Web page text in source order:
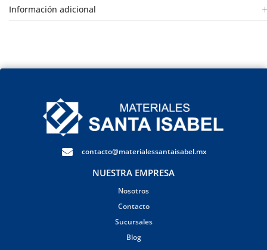
Información adicional
contacto@materialessantaisabel.mx
NUESTRA EMPRESA
Nosotros
Contacto
Sucursales
Blog